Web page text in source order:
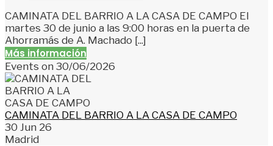
CAMINATA DEL BARRIO A LA CASA DE CAMPO El
martes 30 de junio a las 9:00 horas en la puerta de
Ahorramás de A. Machado [...]
Más información
Events on 30/06/2026
CAMINATA DEL BARRIO A LA CASA DE CAMPO
30 Jun 26
Madrid